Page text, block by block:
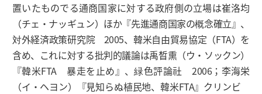
置いたものでる通商国家に対する政府側の立場は崔洛均
（チェ・ナッギュン）ほか『先進通商国家の概念確立』、
対外経済政策研究院 2005、韓米自由貿易協定（FTA）を
含め、これに対する批判的議論は禹晳熏（ウ・ソックン）
『韓米FTA 暴走を止め』、緑色評論社 2006；李海栄
（イ・ヘヨン）『見知らぬ植民地、韓米FTA』クリンビ